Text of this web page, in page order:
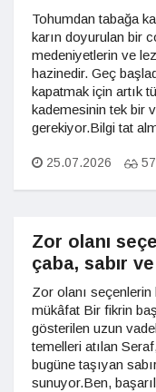
Tohumdan tabağa
karın doyurulan bir
medeniyetlerin ve
hazinedir. Geç
kapatmak için artık
kademesinin tek bir
gerekiyor.Bilgi tat
25.07.2026 57
Zor olanı
çaba, sabır
Zor olanı
mükâfat Bir fikrin
gösterilen uzun
temelleri atılan
bugüne taşıyan
sunuyor.Ben,